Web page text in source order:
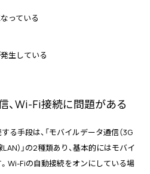
っている
生している
、Wi-Fi接続に問題がある
る手段は、「モバイルデータ通信（3G
LAN）」の2種類あり、基本的にはモバイ
Wi-Fiの自動接続をオンにしている場